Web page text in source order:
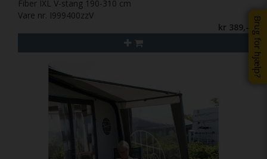
Brug for hjælp?
Fiber IXL V-stang 190-310 cm
Vare nr. I999400zzV
kr 389,-